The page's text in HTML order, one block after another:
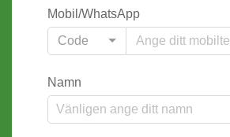
Mobil/WhatsApp
Code
Namn